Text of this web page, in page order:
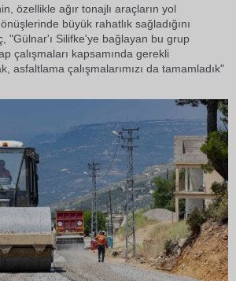
özellikle ağır tonajlı araçların yol
büyük rahatlık sağladığını
"Gülnar'ı Silifke'ye bağlayan bu grup
çalışmaları kapsamında gerekli
asfaltlama çalışmalarımızı da tamamladık"